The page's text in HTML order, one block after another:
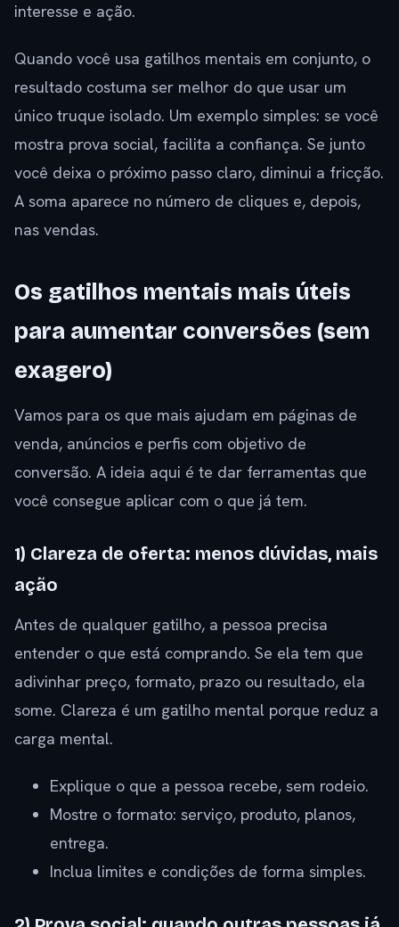
interesse e ação.
Quando você usa gatilhos mentais em conjunto, o
resultado costuma ser melhor do que usar um
único truque isolado. Um exemplo simples: se você
mostra prova social, facilita a confiança. Se junto
você deixa o próximo passo claro, diminui a fricção.
A soma aparece no número de cliques e, depois,
nas vendas.
Os gatilhos mentais mais úteis
para aumentar conversões (sem
exagero)
Vamos para os que mais ajudam em páginas de
venda, anúncios e perfis com objetivo de
conversão. A ideia aqui é te dar ferramentas que
você consegue aplicar com o que já tem.
1) Clareza de oferta: menos dúvidas, mais
ação
Antes de qualquer gatilho, a pessoa precisa
entender o que está comprando. Se ela tem que
adivinhar preço, formato, prazo ou resultado, ela
some. Clareza é um gatilho mental porque reduz a
carga mental.
Explique o que a pessoa recebe, sem rodeio.
Mostre o formato: serviço, produto, planos,
entrega.
Inclua limites e condições de forma simples.